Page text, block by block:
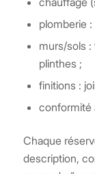
plomberie
murs/sols
plinthes ;
finitions :
conformité
Chaque
description,